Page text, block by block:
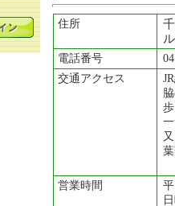
住所
電話番号
交通アクセス
営業時間